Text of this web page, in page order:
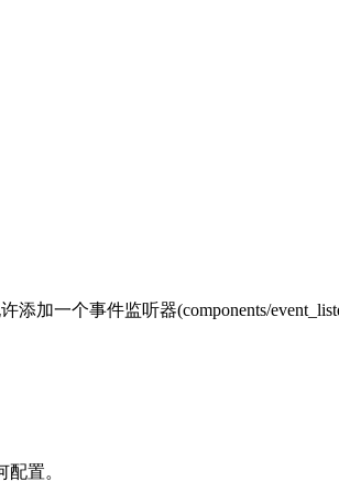
一个事件监听器(components/
置。